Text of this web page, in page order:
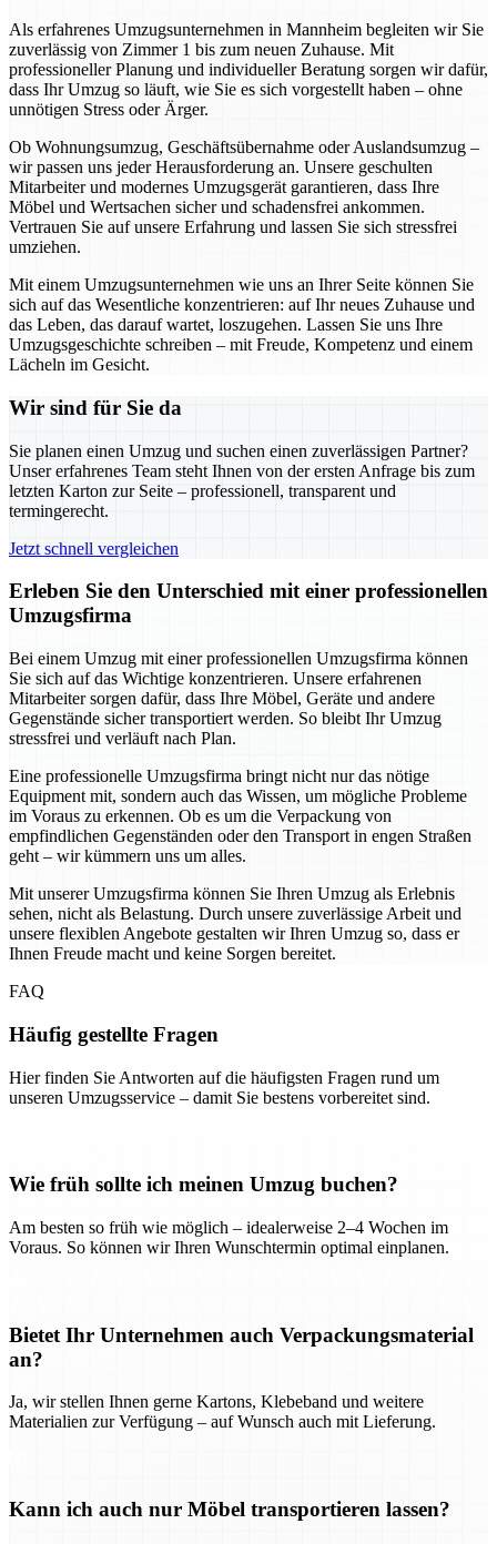
Als erfahrenes Umzugsunternehmen in Mannheim begleiten wir Sie
zuverlässig von Zimmer 1 bis zum neuen Zuhause. Mit
professioneller Planung und individueller Beratung sorgen wir dafür,
dass Ihr Umzug so läuft, wie Sie es sich vorgestellt haben – ohne
unnötigen Stress oder Ärger.
Ob Wohnungsumzug, Geschäftsübernahme oder Auslandsumzug –
wir passen uns jeder Herausforderung an. Unsere geschulten
Mitarbeiter und modernes Umzugsgerät garantieren, dass Ihre
Möbel und Wertsachen sicher und schadensfrei ankommen.
Vertrauen Sie auf unsere Erfahrung und lassen Sie sich stressfrei
umziehen.
Mit einem Umzugsunternehmen wie uns an Ihrer Seite können Sie
sich auf das Wesentliche konzentrieren: auf Ihr neues Zuhause und
das Leben, das darauf wartet, loszugehen. Lassen Sie uns Ihre
Umzugsgeschichte schreiben – mit Freude, Kompetenz und einem
Lächeln im Gesicht.
Wir sind für Sie da
Sie planen einen Umzug und suchen einen zuverlässigen Partner?
Unser erfahrenes Team steht Ihnen von der ersten Anfrage bis zum
letzten Karton zur Seite – professionell, transparent und
termingerecht.
Jetzt schnell vergleichen
Erleben Sie den Unterschied mit einer professionellen
Umzugsfirma
Bei einem Umzug mit einer professionellen Umzugsfirma können
Sie sich auf das Wichtige konzentrieren. Unsere erfahrenen
Mitarbeiter sorgen dafür, dass Ihre Möbel, Geräte und andere
Gegenstände sicher transportiert werden. So bleibt Ihr Umzug
stressfrei und verläuft nach Plan.
Eine professionelle Umzugsfirma bringt nicht nur das nötige
Equipment mit, sondern auch das Wissen, um mögliche Probleme
im Voraus zu erkennen. Ob es um die Verpackung von
empfindlichen Gegenständen oder den Transport in engen Straßen
geht – wir kümmern uns um alles.
Mit unserer Umzugsfirma können Sie Ihren Umzug als Erlebnis
sehen, nicht als Belastung. Durch unsere zuverlässige Arbeit und
unsere flexiblen Angebote gestalten wir Ihren Umzug so, dass er
Ihnen Freude macht und keine Sorgen bereitet.
FAQ
Häufig gestellte Fragen
Hier finden Sie Antworten auf die häufigsten Fragen rund um
unseren Umzugsservice – damit Sie bestens vorbereitet sind.
Wie früh sollte ich meinen Umzug buchen?
Am besten so früh wie möglich – idealerweise 2–4 Wochen im
Voraus. So können wir Ihren Wunschtermin optimal einplanen.
Bietet Ihr Unternehmen auch Verpackungsmaterial
an?
Ja, wir stellen Ihnen gerne Kartons, Klebeband und weitere
Materialien zur Verfügung – auf Wunsch auch mit Lieferung.
Kann ich auch nur Möbel transportieren lassen?